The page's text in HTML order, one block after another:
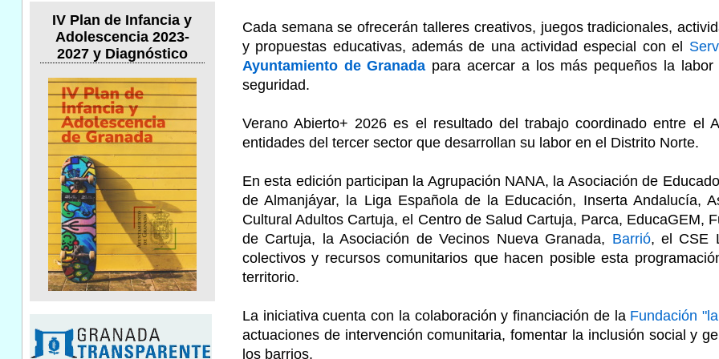
IV Plan de Infancia y
Adolescencia 2023-
2027 y Diagnóstico
Cada semana se ofrecerán talleres creativos, juegos tradicionales,
y propuestas educativas, además de una actividad especial con el
Ayuntamiento de Granada para acercar a los más pequeños la
seguridad.
Verano Abierto+ 2026 es el resultado del trabajo coordinado entre el
entidades del tercer sector que desarrollan su labor en el Distrito Norte.
En esta edición participan la Agrupación NANA, la Asociación de
de Almanjáyar, la Liga Española de la Educación, Inserta Andalucía,
Cultural Adultos Cartuja, el Centro de Salud Cartuja, Parca, EducaGEM,
de Cartuja, la Asociación de Vecinos Nueva Granada, Barrió, el CSE
colectivos y recursos comunitarios que hacen posible esta
territorio.
La iniciativa cuenta con la colaboración y financiación de la Fundación
actuaciones de intervención comunitaria, fomentar la inclusión social y
los barrios.